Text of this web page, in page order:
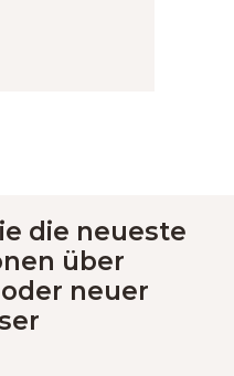
die neueste
über
neuer